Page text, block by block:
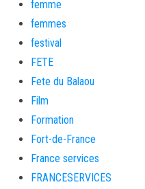
femme
femmes
festival
FETE
Fete du Balaou
Film
Formation
Fort-de-France
France services
FRANCESERVICES